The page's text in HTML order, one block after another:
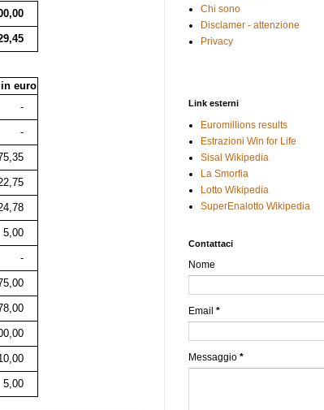
euro
-
-
5,00
-
5,00
Chi sono
Disclamer - attenzione
Privacy
Link esterni
Euromillions results
Estrazioni Win for Life
Sisal Wikipedia
La Smorfia
Lotto Wikipedia
SuperEnalotto Wikipedia
Contattaci
Nome
Email *
Messaggio *